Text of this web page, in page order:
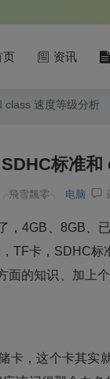
页 资讯
class 速度等级分析
标准
╭飛雪飄零╮ 电脑
4GB、8GB、
TF卡，SDHC
面的知识、加上
，这个卡其实